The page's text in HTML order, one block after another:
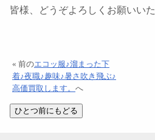
皆様、どうぞよろしくお願いいた
« 前のエコッ服♪溜まった下
着♪夜職♪趣味♪暑さ吹き飛ぶ♪
高価買取します。 へ